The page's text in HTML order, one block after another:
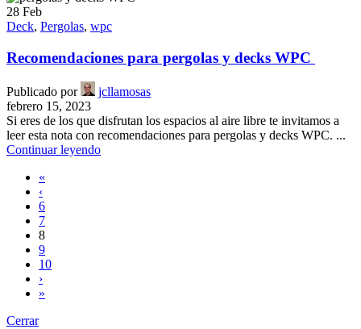
28 Feb
Deck, Pergolas, wpc
Recomendaciones para pergolas y decks WPC
Publicado por
jcllamosas
febrero 15, 2023
Si eres de los que disfrutan los espacios al aire libre te invitamos a
leer esta nota con recomendaciones para pergolas y decks WPC. ...
Continuar leyendo
«
‹
6
7
8
9
10
›
»
Cerrar